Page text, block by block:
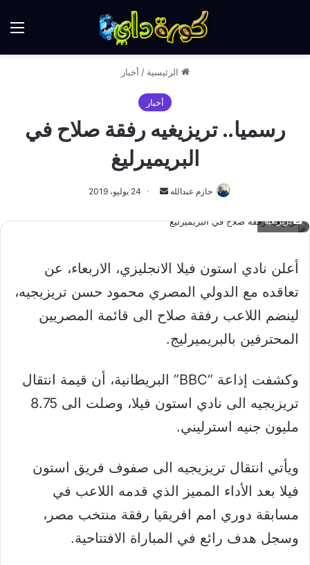
الرئيسية / أخبار
أخبار
رسميا.. تريزيغيه رفقة صلاح في
البريميرليغ
حازم عبدالله
أرسل
إلكترونيا
24 يوليو، 2019
تريزيغيه
أعلن نادي استون فيلا الانجليزي، الاربعاء، عن
تعاقده مع الدولي المصري محمود حسن تريزيجيه،
لينضم اللاعب رفقة صلاح الى قائمة المصريين
المحترفين بالبريميرليج.
وكشفت إذاعة “BBC” البريطانية، أن قيمة انتقال
تريزيجيه الى نادي استون فيلا، وصلت الى 8.75
مليون جنيه استرليني.
ويأتي انتقال تريزيجيه الى صفوف فريق استون
فيلا بعد الأداء المميز الذي قدمه اللاعب في
مسابقة دوري امم افريقيا رفقة منتخب مصر،
وسجل هدف رائع في المباراة الافتتاحية.